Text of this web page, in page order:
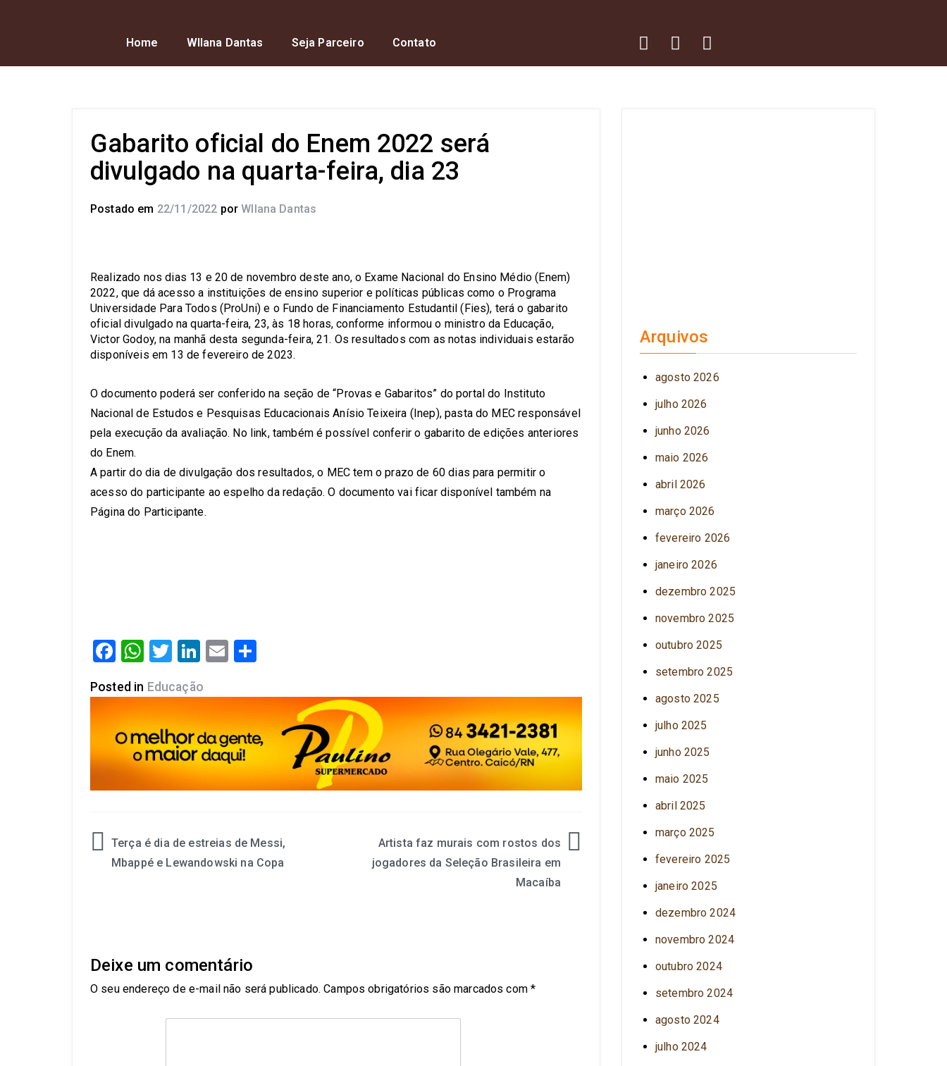
Home Wllana Dantas Seja Parceiro Contato
Gabarito oficial do Enem 2022 será
divulgado na quarta-feira, dia 23
Postado em 22/11/2022 por Wllana Dantas
Realizado nos dias 13 e 20 de novembro deste ano, o Exame Nacional do Ensino Médio (Enem)
2022, que dá acesso a instituições de ensino superior e políticas públicas como o Programa
Universidade Para Todos (ProUni) e o Fundo de Financiamento Estudantil (Fies), terá o gabarito
oficial divulgado na quarta-feira, 23, às 18 horas, conforme informou o ministro da Educação,
Victor Godoy, na manhã desta segunda-feira, 21. Os resultados com as notas individuais estarão
disponíveis em 13 de fevereiro de 2023.
O documento poderá ser conferido na seção de “Provas e Gabaritos” do portal do Instituto
Nacional de Estudos e Pesquisas Educacionais Anísio Teixeira (Inep), pasta do MEC responsável
pela execução da avaliação. No link, também é possível conferir o gabarito de edições anteriores
do Enem.
A partir do dia de divulgação dos resultados, o MEC tem o prazo de 60 dias para permitir o
acesso do participante ao espelho da redação. O documento vai ficar disponível também na
Página do Participante.
Facebook
WhatsApp
Twitter
LinkedIn
Email
Posted in Educação
Terça é dia de estreias de Messi,
Mbappé e Lewandowski na Copa
Artista faz murais com rostos dos
jogadores da Seleção Brasileira em
Macaíba
Deixe um comentário
O seu endereço de e-mail não será publicado. Campos obrigatórios são marcados com*
Arquivos
agosto 2026
julho 2026
junho 2026
maio 2026
abril 2026
março 2026
fevereiro 2026
janeiro 2026
dezembro 2025
novembro 2025
outubro 2025
setembro 2025
agosto 2025
julho 2025
junho 2025
maio 2025
abril 2025
março 2025
fevereiro 2025
janeiro 2025
dezembro 2024
novembro 2024
outubro 2024
setembro 2024
agosto 2024
julho 2024